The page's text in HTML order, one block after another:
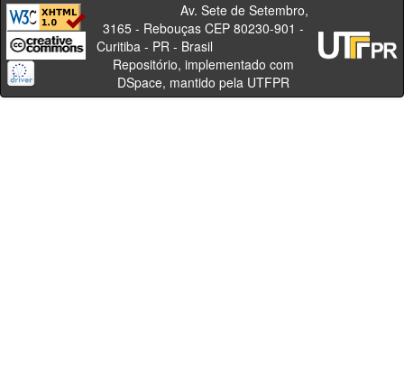
Av. Sete de Setembro,
3165 - Rebouças CEP 80230-901 -
Curitiba - PR - Brasil
Repositório, implementado com
DSpace, mantido pela UTFPR